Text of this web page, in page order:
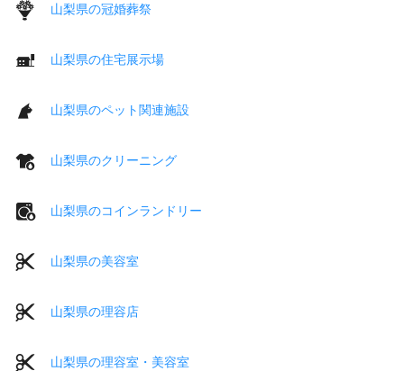
山梨県の冠婚葬祭
山梨県の住宅展示場
山梨県のペット関連施設
山梨県のクリーニング
山梨県のコインランドリー
山梨県の美容室
山梨県の理容店
山梨県の理容室・美容室